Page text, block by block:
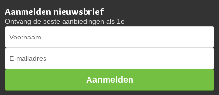
Aanmelden nieuwsbrief
Ontvang de beste aanbiedingen als 1e
Aanmelden